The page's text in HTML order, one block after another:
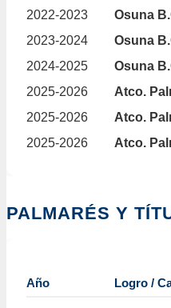
2022-2023
2023-2024
2024-2025
2025-2026
2025-2026
2025-2026
Osuna
Osuna
Osuna
Atco.
Atco.
Atco.
PALMARÉS Y
Año Logro /